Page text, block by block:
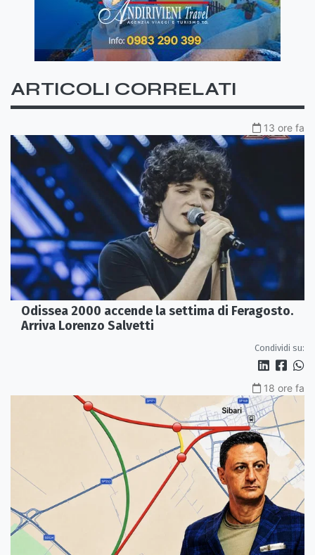
ARTICOLI CORRELATI
13 ore fa
Odissea 2000 accende la settima di Feragosto.
Arriva Lorenzo Salvetti
Condividi su:
18 ore fa